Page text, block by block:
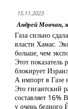
15.11.2023
Андрей Мовчан,
Газа сильно
власти Хамас.
больше, чем
Этот показатель
блокирует
А импорт в
Это гигантский
составляет
у очень